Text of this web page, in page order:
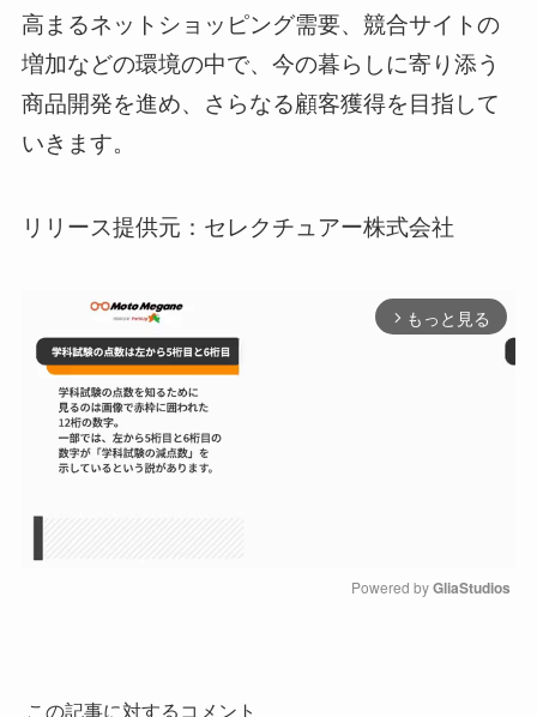
高まるネットショッピング需要、競合サイトの
増加などの環境の中で、今の暮らしに寄り添う
商品開発を進め、さらなる顧客獲得を目指して
いきます。
リリース提供元：セレクチュアー株式会社
arrow_forward_ios もっと見る
Powered by GliaStudios